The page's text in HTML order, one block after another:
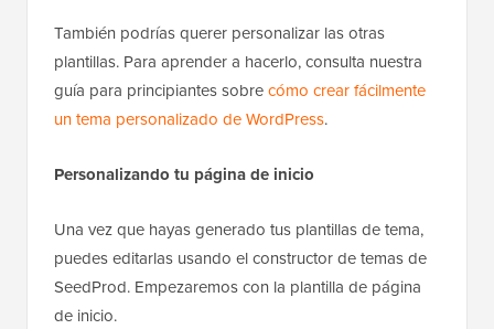
También podrías querer personalizar las otras
plantillas. Para aprender a hacerlo, consulta nuestra
guía para principiantes sobrecómo crear fácilmente
un tema personalizado de WordPress.
Personalizando tu página de inicio
Una vez que hayas generado tus plantillas de tema,
puedes editarlas usando el constructor de temas de
SeedProd. Empezaremos con la plantilla de página
de inicio.